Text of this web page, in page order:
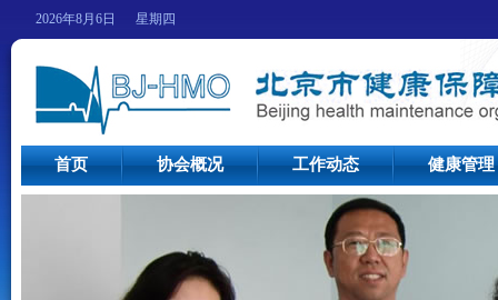
2026年8月6日 星期四
首页 协会概况 工作动态 健康管理